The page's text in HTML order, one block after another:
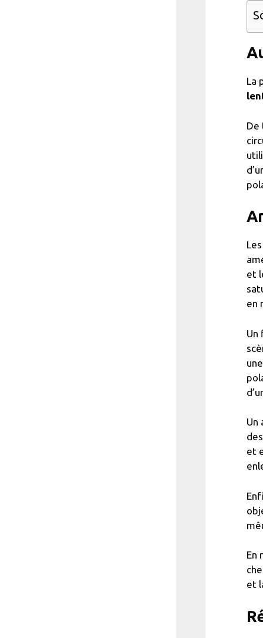
La
De
et
en
Un
Un
et
En
et